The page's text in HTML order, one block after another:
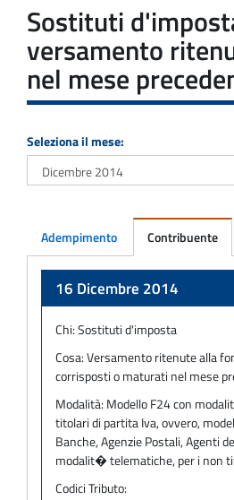
Sostituti
versamento
nel mese
Seleziona il mese:
Adempimento Contribuente
16 Dicembre 2014
Chi:Sostituti d'imposta
Cosa:Versamento ritenute alla
corrisposti o maturati nel mese
Modalità: Modello F24 con
titolari di partita Iva, ovvero,
Banche, Agenzie Postali, Agenti
modalit� telematiche, per i non
Codici Tributo: